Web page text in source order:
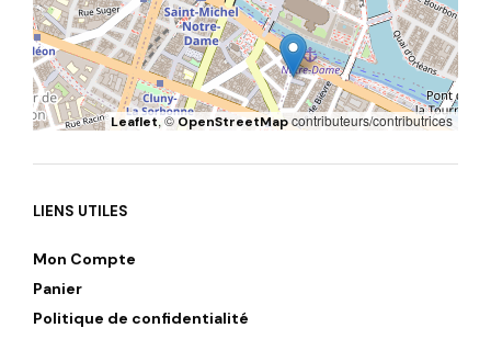
Leaflet, ©OpenStreetMapcontributeurs/contributrices
LIENS UTILES
Mon Compte
Panier
Politique de confidentialité